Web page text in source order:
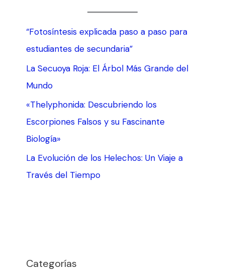
“Fotosíntesis explicada paso a paso para
estudiantes de secundaria”
La Secuoya Roja: El Árbol Más Grande del
Mundo
«Thelyphonida: Descubriendo los
Escorpiones Falsos y su Fascinante
Biología»
La Evolución de los Helechos: Un Viaje a
Través del Tiempo
Categorías